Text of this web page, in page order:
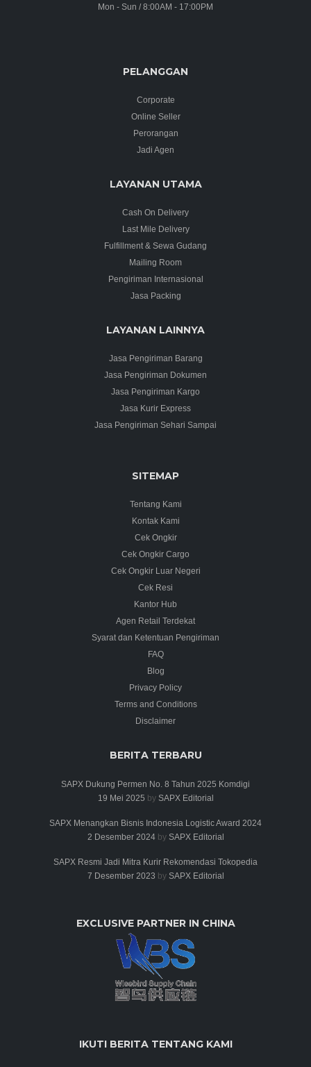
Mon - Sun / 8:00AM - 17:00PM
PELANGGAN
Corporate
Online Seller
Perorangan
Jadi Agen
LAYANAN UTAMA
Cash On Delivery
Last Mile Delivery
Fulfillment & Sewa Gudang
Mailing Room
Pengiriman Internasional
Jasa Packing
LAYANAN LAINNYA
Jasa Pengiriman Barang
Jasa Pengiriman Dokumen
Jasa Pengiriman Kargo
Jasa Kurir Express
Jasa Pengiriman Sehari Sampai
SITEMAP
Tentang Kami
Kontak Kami
Cek Ongkir
Cek Ongkir Cargo
Cek Ongkir Luar Negeri
Cek Resi
Kantor Hub
Agen Retail Terdekat
Syarat dan Ketentuan Pengiriman
FAQ
Blog
Privacy Policy
Terms and Conditions
Disclaimer
BERITA TERBARU
SAPX Dukung Permen No. 8 Tahun 2025 Komdigi
19 Mei 2025 by SAPX Editorial
SAPX Menangkan Bisnis Indonesia Logistic Award 2024
2 Desember 2024by SAPX Editorial
SAPX Resmi Jadi Mitra Kurir Rekomendasi Tokopedia
7 Desember 2023 by SAPX Editorial
EXCLUSIVE PARTNER IN CHINA
IKUTI BERITA TENTANG KAMI